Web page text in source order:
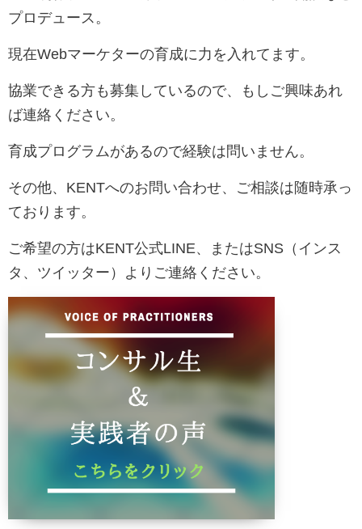
プロデュース。
現在Webマーケターの育成に力を入れてます。
協業できる方も募集しているので、もしご興味あれ
ば連絡ください。
育成プログラムがあるので経験は問いません。
その他、KENTへのお問い合わせ、ご相談は随時承っ
ております。
ご希望の方はKENT公式LINE、またはSNS （インス
タ、ツイッター）よりご連絡ください。